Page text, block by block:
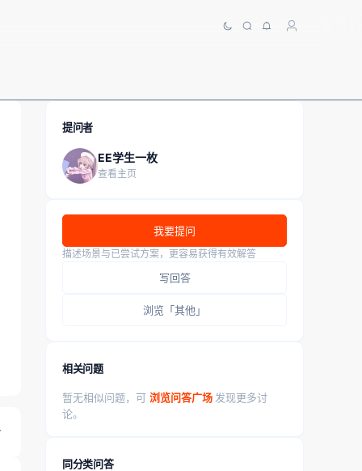
提问者
EE学生一枚
查看主页
我要提问
描述场景与已尝试方案，更容易获得有效解答
写回答
浏览「其他」
相关问题
暂无相似问题，可 浏览问答广场 发现更多讨
论。
同分类问答